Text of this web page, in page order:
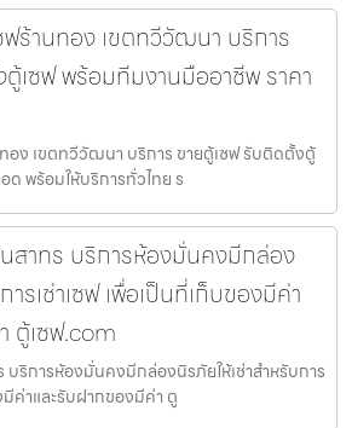
ร้านทอง เขตทวีวัฒนา บริการ
เซฟ พร้อมทีมงานมืออาชีพ ราคา
อง เขตทวีวัฒนา บริการ ขายตู้เซฟ รับติดตั้งตู้
พร้อมให้บริการทั่วไทย ร
สาทร บริการห้องมั่นคงมีกล่อง
ารเช่าเซฟ เพื่อเป็นที่เก็บของมีค่า
ตู้เซฟ.com
ริการห้องมั่นคงมีกล่องนิรภัยให้เช่าสำหรับการ
มีค่าและรับฝากของมีค่า ตู